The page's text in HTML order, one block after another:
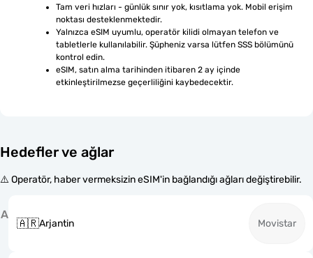
Tam veri hızları - günlük sınır yok, kısıtlama yok. Mobil erişim
noktası desteklenmektedir.
Yalnızca eSIM uyumlu, operatör kilidi olmayan telefon ve
tabletlerle kullanılabilir. Şüpheniz varsa lütfen SSS bölümünü
kontrol edin.
eSIM, satın alma tarihinden itibaren 2 ay içinde
etkinleştirilmezse geçerliliğini kaybedecektir.
Hedefler ve ağlar
⚠️ Operatör, haber vermeksizin eSIM'in bağlandığı ağları değiştirebilir.
A
🇦🇷Arjantin Movistar